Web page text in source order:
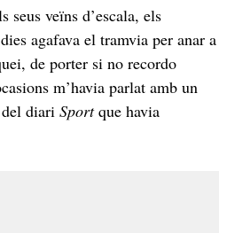
veïns d’escala, els
agafava el tramvia per anar a
de porter si no recordo
m’havia parlat amb un
diari Sportque havia